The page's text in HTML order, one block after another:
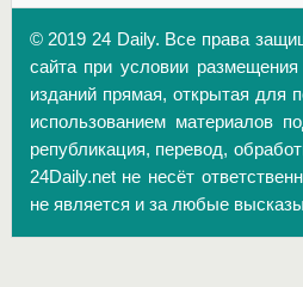
© 2019 24 Daily. Все права
сайта при условии
изданий прямая, открытая для
использованием материалов
републикация, перевод,
24Daily.net не несёт
не является и за любые